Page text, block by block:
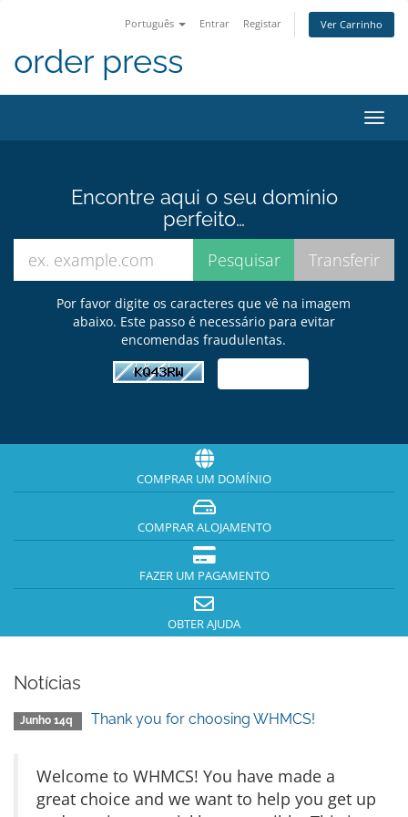
Português Entrar Registar Ver Carrinho
order press
Encontre aqui o seu domínio
perfeito…
Por favor digite os caracteres que vê na imagem
abaixo. Este passo é necessário para evitar
encomendas fraudulentas.
COMPRAR UM DOMÍNIO
COMPRAR ALOJAMENTO
FAZER UM PAGAMENTO
OBTER AJUDA
Notícias
Junho 14q Thank you for choosing WHMCS!
Welcome to WHMCS! You have made a
great choice and we want to help you get up